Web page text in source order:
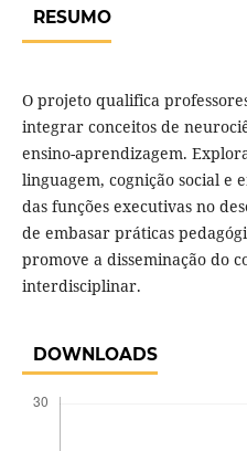
RESUMO
O projeto qualifica
integrar conceitos de
ensino-aprendizagem.
linguagem, cognição social e
das funções executivas no
de embasar práticas
promove a disseminação do
interdisciplinar.
DOWNLOADS